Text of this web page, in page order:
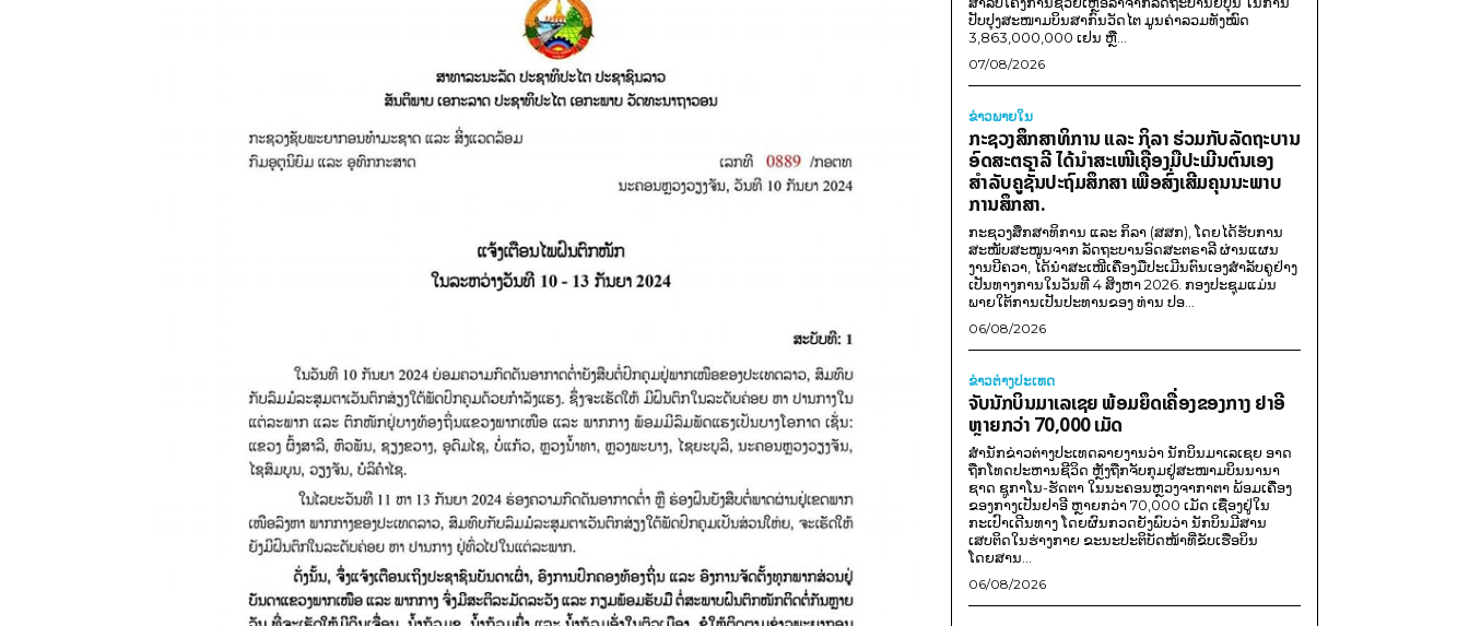
ປັບປຸງສະໜາມບິນສາກົນວັດໄຕ ມູນຄ່າລວມທັງໝົດ
3,863,000,000 ເຢນ ຫຼື...
07/08/2026
ຂ່າວພາຍ​ໃນ
ກະຊວງສຶກສາທິການ ແລະ ກິລາ ຮ່ວມກັບລັດຖະບານ
ອົດສະຕຣາລີ ໄດ້ນຳສະເໜີເຄື່ອງມືປະເມີນຕົນເອງ
ສຳລັບຄູຊັ້ນປະຖົມສຶກສາ ເພື່ອສົ່ງເສີມຄຸນນະພາບ
ການສຶກສາ.
ກະຊວງສຶກສາທິການ ແລະ ກິລາ (ສສກ), ໂດຍໄດ້ຮັບການ
ສະໜັບສະໜູນຈາກ ລັດຖະບານອົດສະຕຣາລີ ຜ່ານແຜນ
ງານບີຄວາ, ໄດ້ນຳສະເໜີເຄື່ອງມືປະເມີນຕົນເອງສຳລັບຄູຢ່າງ
ເປັນທາງການໃນວັນທີ 4 ສິງຫາ 2026. ກອງປະຊຸມແມ່ນ
ພາຍໃຕ້ການເປັນປະທານຂອງ ທ່ານ ປອ...
06/08/2026
ຂ່າວຕ່າງປະເທດ
ຈັບນັກບິນມາເລເຊຍ ພ້ອມຍຶດເຄື່ອງຂອງກາງ ຢາອີ
ຫຼາຍກວ່າ 70,000 ເມັດ
ສຳນັກຂ່າວຕ່າງປະເທດລາຍງານວ່າ ນັກບິນມາເລເຊຍ ອາດ
ຖືກໂທດປະຫານຊີວິດ ຫຼັງຖືກຈັບກຸມຢູ່ສະໜາມບິນນານາ
ຊາດ ຊູກາໂນ-ຮັດຕາ ໃນນະຄອນຫຼວງຈາກາຕາ ພ້ອມເຄື່ອງ
ຂອງກາງເປັນຢາອີ ຫຼາຍກວ່າ 70,000 ເມັດ ເຊື່ອງຢູ່ໃນ
ກະເປົາເດີນທາງ ໂດຍຜົນກວດຍັງພົບວ່າ ນັກບິນມີສານ
ເສບຕິດໃນຮ່າງກາຍ ຂະນະປະຕິບັດໜ້າທີ່ຂັບເຮືອບິນ
ໂດຍສານ...
06/08/2026